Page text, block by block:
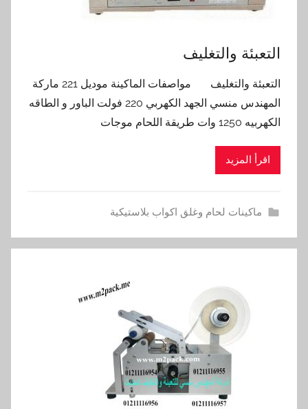
التعبئة والتغليف
التعبئة والتغليف مواصفات الماكينة موديل 221 ماركة
المهندس منسي الجهد الكهربي 220 فولت الباور و الطاقه
الكهربيه 1250 وات طريقة اللحام موجات
اقرأ المزيد
ماكينات لحام وغلق اكواب بلاستيكية